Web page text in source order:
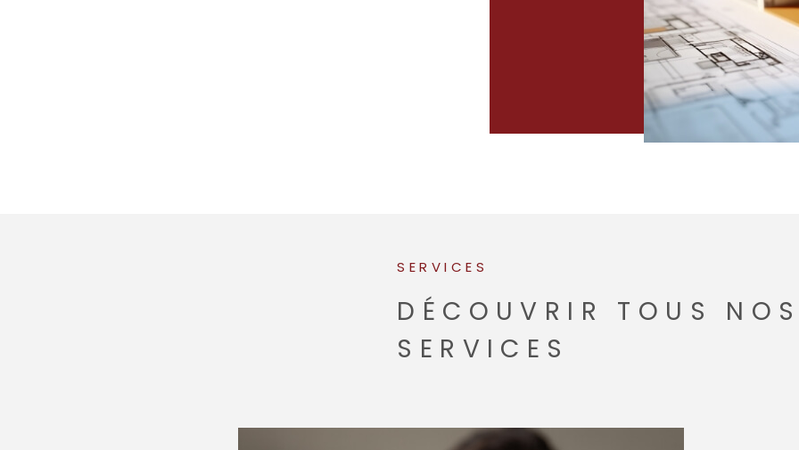
SERVICES
DÉCOUVRIR TOUS
SERVICES